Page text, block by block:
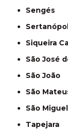
Sengés
Siqueira
São José
São João
São
São
Tapejara